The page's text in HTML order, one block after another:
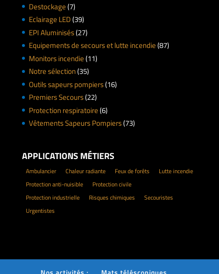
Destockage(7)
Eclairage LED(39)
EPI Aluminisés(27)
Equipements de secours et lutte incendie(87)
Monitors incendie(11)
Notre sélection(35)
Outils sapeurs pompiers(16)
Premiers Secours(22)
Protection respiratoire(6)
Vêtements Sapeurs Pompiers(73)
APPLICATIONS MÉTIERS
Ambulancier Chaleur radiante Feux de forêts
Lutte incendie
Protection anti-nuisible
Protection civile
Protection industrielle
Risques chimiques
Secouristes
Urgentistes